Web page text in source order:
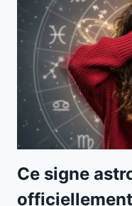
Ce signe